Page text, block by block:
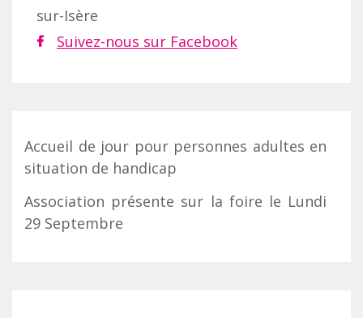
sur-Isère
Suivez-nous sur Facebook
Accueil de jour pour personnes adultes en
situation de handicap
Association présente sur la foire le Lundi
29 Septembre